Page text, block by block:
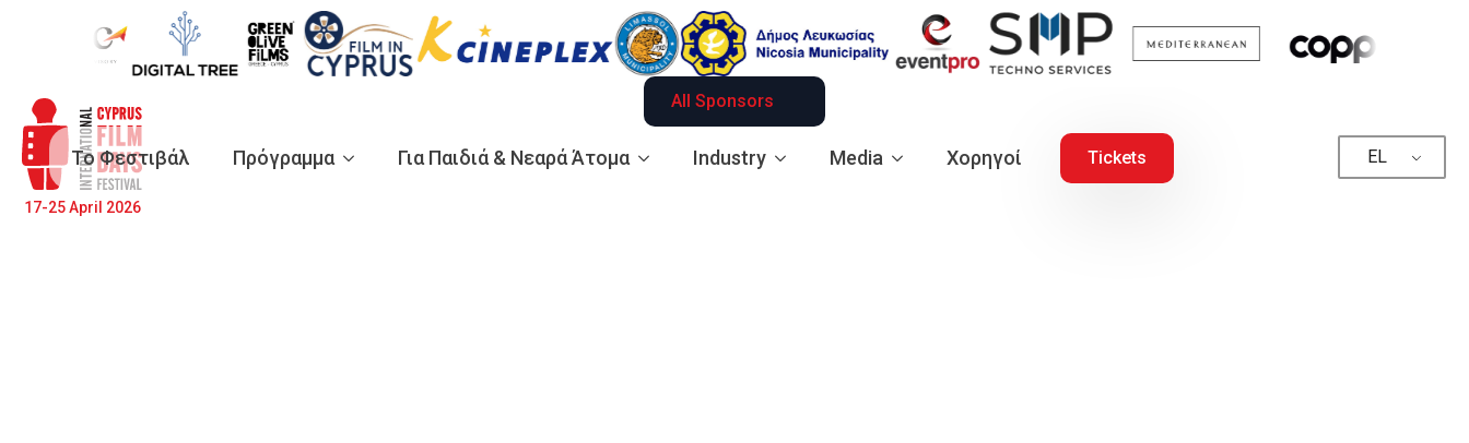
All Sponsors
17-25 April 2026
Το Φεστιβάλ Πρόγραμμα Για Παιδιά & Νεαρά Άτομα Industry Media Χορηγοί Tickets EL